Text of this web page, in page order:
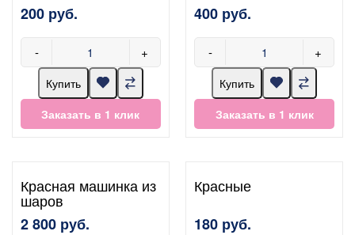
200 руб.
- +
Купить
Заказать в 1 клик
400 руб.
- +
Купить
Заказать в 1 клик
Красная машинка из
шаров
2 800 руб.
Красные
180 руб.